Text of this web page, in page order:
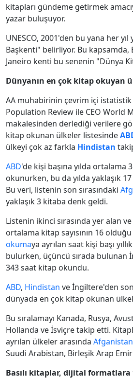
kitapları gündeme getirmek
yazar buluşuyor.
UNESCO, 2001'den bu yana her
Başkenti" belirliyor. Bu kapsamda,
Janeiro kenti bu senenin "Dünya
Dünyanın en çok kitap okuyan
AA muhabirinin çevrim içi istatistik
Population Review ile CEO World
makalesinden derlediği verilere
kitap okunan ülkeler listesinde
ülkeyi çok az farkla Hindistan
ABD'de kişi başına yılda ortalama
okunurken, bu da yılda yaklaşık
Bu veri, listenin son sırasındaki
yaklaşık 3 kitaba denk geldi.
Listenin ikinci sırasında yer alan
ortalama kitap sayısının 16 olduğu
okumaya ayrılan saat kişi başı
bulurken, üçüncü sırada bulunan
343 saat kitap okundu.
ABD, Hindistan ve İngiltere'den
dünyada en çok kitap okunan
Bu sıralamayı Kanada, Rusya,
Hollanda ve İsviçre takip etti.
ayrılan ülkeler arasında Afganistan
Suudi Arabistan, Birleşik Arap
Basılı kitaplar, dijital